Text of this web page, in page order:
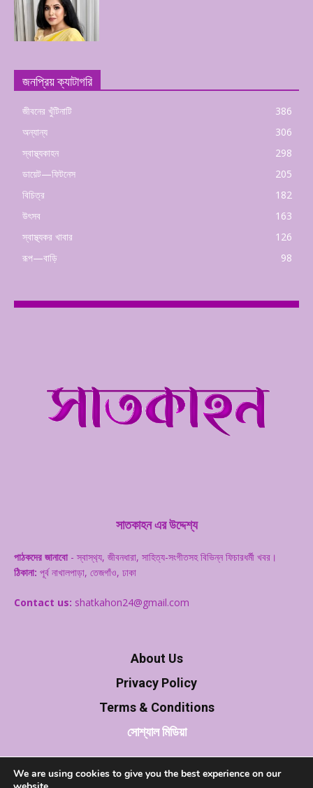
জনপ্রিয় ক্যাটাগরি
জীবনের খুঁটিনাটি
386
অন্যান্য
306
স্বাস্থ্যকাহন
298
ডায়েট—ফিটনেস
205
বিচিত্র
182
উৎসব
163
স্বাস্থ্যকর খাবার
126
রূপ—বাড়ি
98
সাতকাহন এর উদ্দেশ্য
পাঠকদের জানাবো - স্বাস্থ‌্য, জীবনধারা, সাহিত্য-সংগীতসহ বিভিন্ন ফিচারধর্মী খবর।
ঠিকানা: পূর্ব নাখালপাড়া, তেজগাঁও, ঢাকা
Contact us: shatkahon24@gmail.com
About Us
Privacy Policy
Terms & Conditions
সোশ্যাল মিডিয়া
We are using cookies to give you the best experience on our